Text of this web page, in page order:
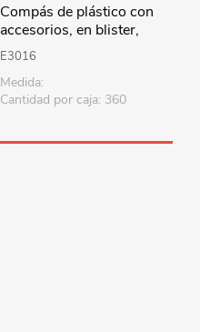
Compás de plástico con
accesorios, en blister,
varios colores
E3016
Medida:
Cantidad por caja: 360